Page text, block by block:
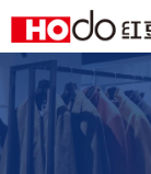
红豆国际